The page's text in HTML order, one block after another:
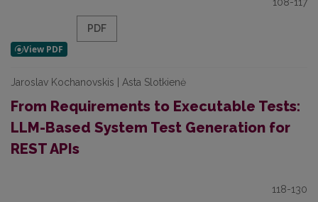
PDF
Jaroslav Kochanovskis | Asta Slotkienė
From Requirements to Executable Tests:
LLM-Based System Test Generation for
REST APIs
118-130